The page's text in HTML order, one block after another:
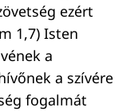
ezért
1,7) Isten
a
a szívére
fogalmát